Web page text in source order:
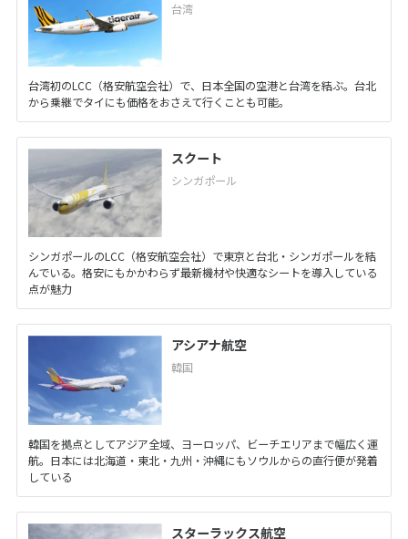
台湾
台湾初のLCC（格安航空会社）で、日本全国の空港と台湾を結ぶ。台北
から乗継でタイにも価格をおさえて行くことも可能。
スクート
シンガポール
シンガポールのLCC（格安航空会社）で東京と台北・シンガポールを結
んでいる。格安にもかかわらず最新機材や快適なシートを導入している
点が魅力
アシアナ航空
韓国
韓国を拠点としてアジア全域、ヨーロッパ、ビーチエリアまで幅広く運
航。日本には北海道・東北・九州・沖縄にもソウルからの直行便が発着
している
スターラックス航空